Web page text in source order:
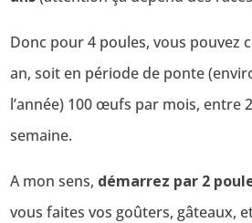
Donc pour 4 poules, vous pouvez
an, soit en période de ponte
l’année) 100 œufs par mois, entre
semaine.
A mon sens, démarrez par 2
vous faites vos goûters, gâteaux,